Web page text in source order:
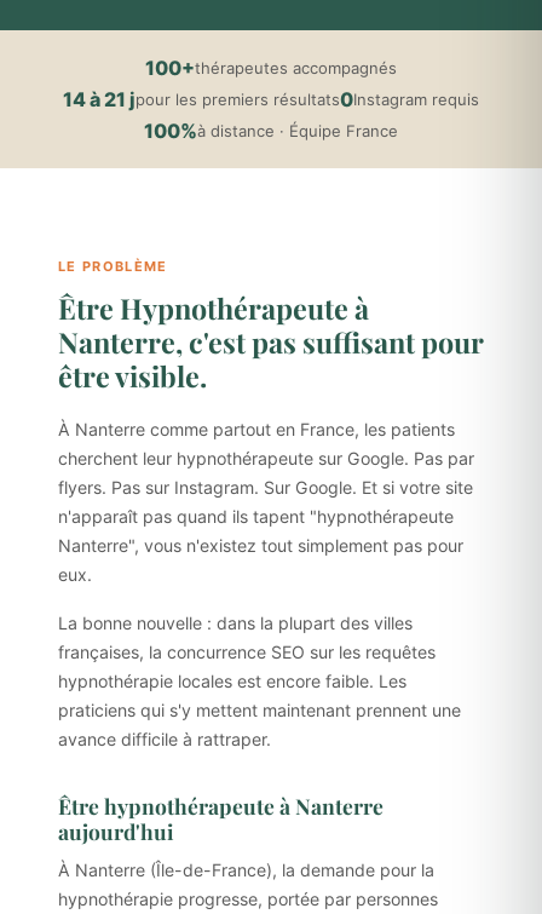
100+thérapeutes accompagnés
14 à 21 jpour les premiers résultats0Instagram requis
100%à distance · Équipe France
LE PROBLÈME
Être Hypnothérapeute à
Nanterre, c'est pas suffisant pour
être visible.
À Nanterre comme partout en France, les patients
cherchent leur hypnothérapeute sur Google. Pas par
flyers. Pas sur Instagram. Sur Google. Et si votre site
n'apparaît pas quand ils tapent "hypnothérapeute
Nanterre", vous n'existez tout simplement pas pour
eux.
La bonne nouvelle : dans la plupart des villes
françaises, la concurrence SEO sur les requêtes
hypnothérapie locales est encore faible. Les
praticiens qui s'y mettent maintenant prennent une
avance difficile à rattraper.
Être hypnothérapeute à Nanterre
aujourd'hui
À Nanterre (Île-de-France), la demande pour la
hypnothérapie progresse, portée par personnes